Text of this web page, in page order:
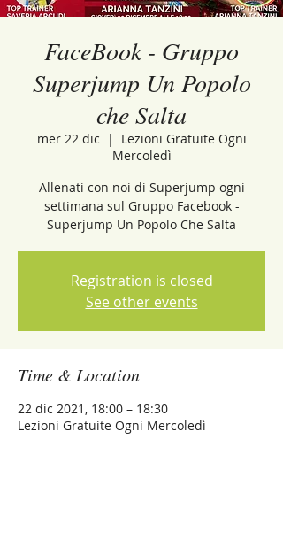
FaceBook - Gruppo
Superjump Un Popolo
che Salta
mer 22 dic
  |
Lezioni Gratuite Ogni
Mercoledì
Allenati con noi di Superjump ogni
settimana sul Gruppo Facebook -
Superjump Un Popolo Che Salta
Registration is closed
See other events
Time & Location
22 dic 2021, 18:00 – 18:30
Lezioni Gratuite Ogni Mercoledì